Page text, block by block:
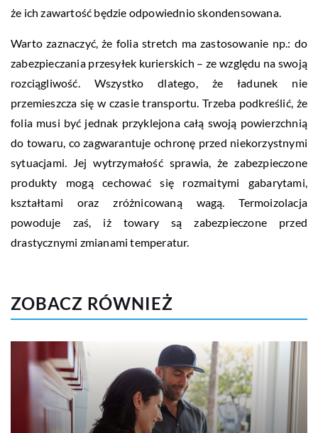
że ich zawartość będzie odpowiednio skondensowana.
Warto zaznaczyć, że folia stretch ma zastosowanie np.: do
zabezpieczania przesyłek kurierskich – ze względu na swoją
rozciągliwość. Wszystko dlatego, że ładunek nie
przemieszcza się w czasie transportu. Trzeba podkreślić, że
folia musi być jednak przyklejona całą swoją powierzchnią
do towaru, co zagwarantuje ochronę przed niekorzystnymi
sytuacjami. Jej wytrzymałość sprawia, że zabezpieczone
produkty mogą cechować się rozmaitymi gabarytami,
kształtami oraz zróżnicowaną wagą. Termoizolacja
powoduje zaś, iż towary są zabezpieczone przed
drastycznymi zmianami temperatur.
ZOBACZ RÓWNIEŻ